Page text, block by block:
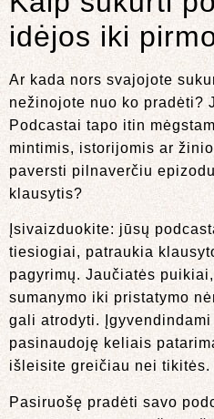
idėjos iki
Ar kada nors svajojote
nežinojote nuo ko pradėti?
Podcastai tapo itin
mintimis, istorijomis ar
paversti pilnaverčiu
klausytis?
Įsivaizduokite: jūsų
tiesiogiai, patraukia
pagyrimų. Jaučiatės
sumanymo iki pristatymo
gali atrodyti.
pasinaudoję keliais
išleisite greičiau nei tikitės.
Pasiruošę pradėti savo